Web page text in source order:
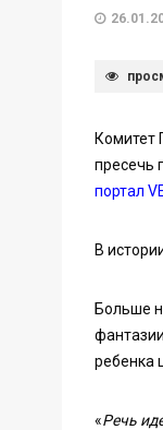
Комитет
пресечь
портал
В
Больше
ребенка
«Речь